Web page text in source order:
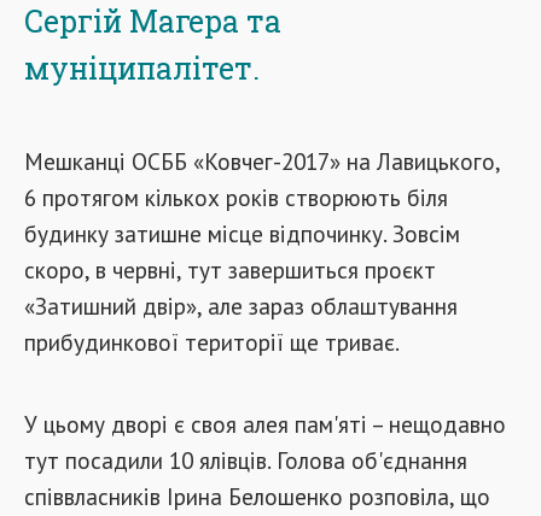
Сергій Магера та
муніципалітет.
Мешканці ОСББ «Ковчег-2017» на Лавицького,
6 протягом кількох років створюють біля
будинку затишне місце відпочинку. Зовсім
скоро, в червні, тут завершиться проєкт
«Затишний двір», але зараз облаштування
прибудинкової території ще триває.
У цьому дворі є своя алея пам'яті – нещодавно
тут посадили 10 ялівців. Голова об'єднання
співвласників Ірина Белошенко розповіла, що